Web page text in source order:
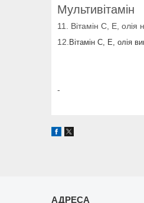
Мультивітамін
11. Вітамін С, Е, олія
12. Вітамін С, Е, олія
-